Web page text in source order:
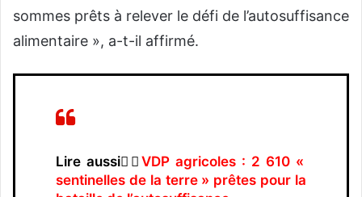
sommes prêts à relever le défi de l’autosuffisance
alimentaire », a-t-il affirmé.
Lire aussi👉🏿 VDP agricoles : 2 610 «
sentinelles de la terre » prêtes pour la